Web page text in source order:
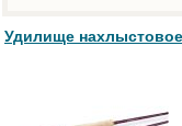
Удилище